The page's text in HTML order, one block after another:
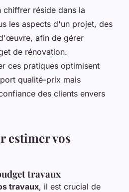
réside dans la
les aspects d'un projet, des
afin de gérer
de rénovation.
ces pratiques optimisent
qualité-prix mais
des clients envers
estimer vos
travaux
travaux, il est crucial de